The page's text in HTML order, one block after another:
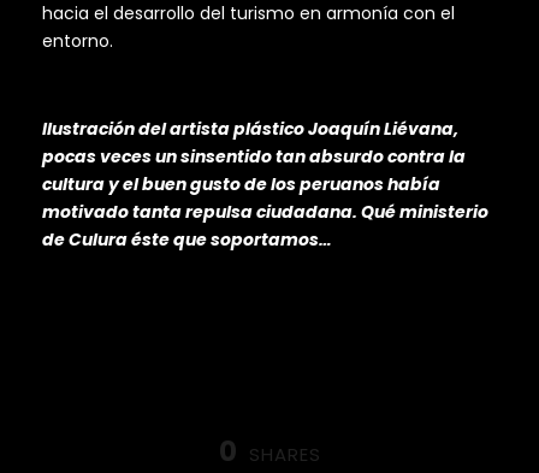
hacia el desarrollo del turismo en armonía con el
entorno.
Ilustración del artista plástico Joaquín Liévana,
pocas veces un sinsentido tan absurdo contra la
cultura y el buen gusto de los peruanos había
motivado tanta repulsa ciudadana. Qué ministerio
de Culura éste que soportamos…
0 SHARES